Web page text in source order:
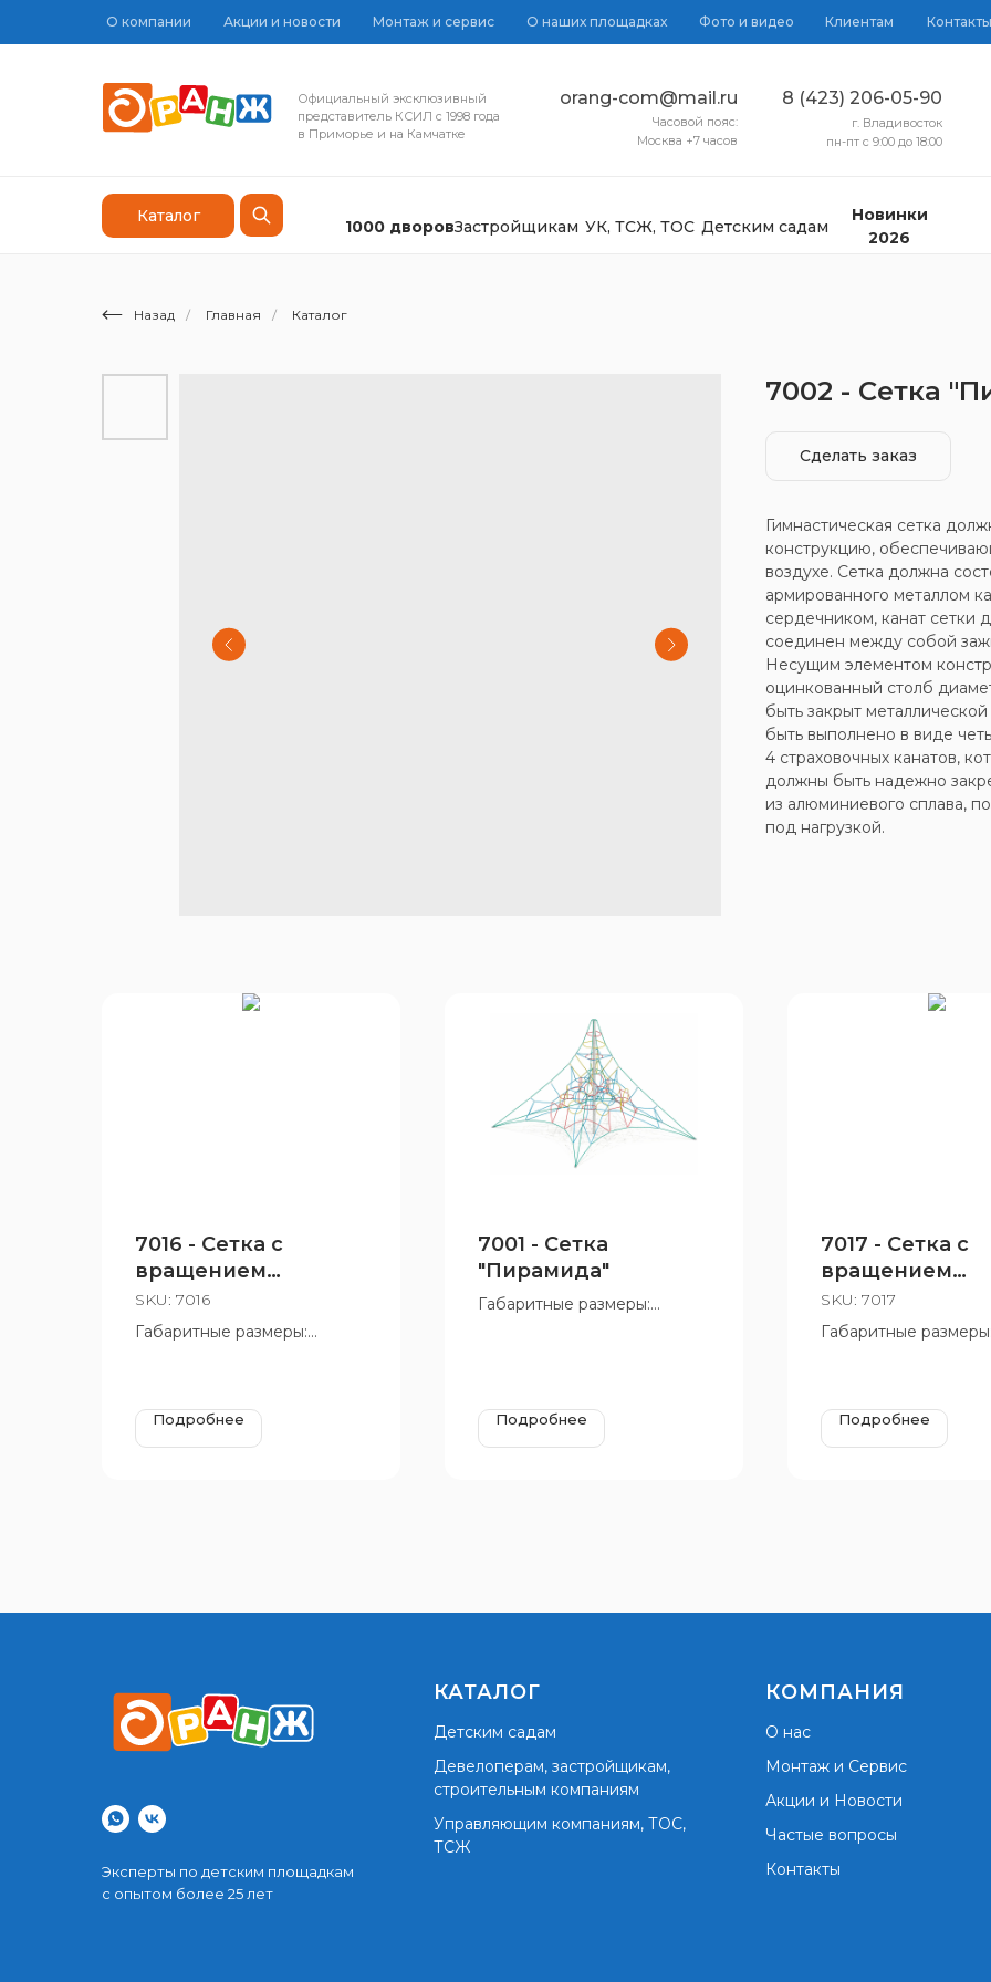
О компании Акции и новости Монтаж и сервис О наших площадках Фото и видео Клиентам Контакты
Каталог
8 (423) 206-05-90
Официальный эксклюзивный
представитель КСИЛ с 1998 года
в Приморье и на Камчатке
orang-com@mail.ru
г. Владивосток
пн-пт с 9:00 до 18:00
Часовой пояс:
Москва +7 часов
1000 дворовЗастройщикам УК, ТСЖ, ТОС Детским садам
Новинки
2026
Назад / Главная / Каталог
7002 - Сетка
Сделать заказ
Гимнастическая сетка
конструкцию,
воздухе. Сетка должна
армированного металлом
сердечником, канат сетки
соединен между собой
Несущим элементом
оцинкованный столб
быть закрыт
быть выполнено в виде
4 страховочных канатов,
должны быть надежно
из алюминиевого сплава,
под нагрузкой.
7016 - Сетка с
вращением
«Пирамида»
SKU: 7016
Габаритные размеры:
Подробнее
7001 - Сетка
"Пирамида"
Габаритные размеры:
Подробнее
7017 - Сетка с
вращением
«Усечённая
пирамида»
SKU: 7017
Габаритные размеры:
Подробнее
Эксперты по детским площадкам
с опытом более 25 лет
КАТАЛОГ
Детским садам
Девелоперам, застройщикам,
строительным компаниям
Управляющим компаниям, ТОС,
ТСЖ
КОМПАНИЯ
О нас
Монтаж и Сервис
Акции и Новости
Частые вопросы
Контакты